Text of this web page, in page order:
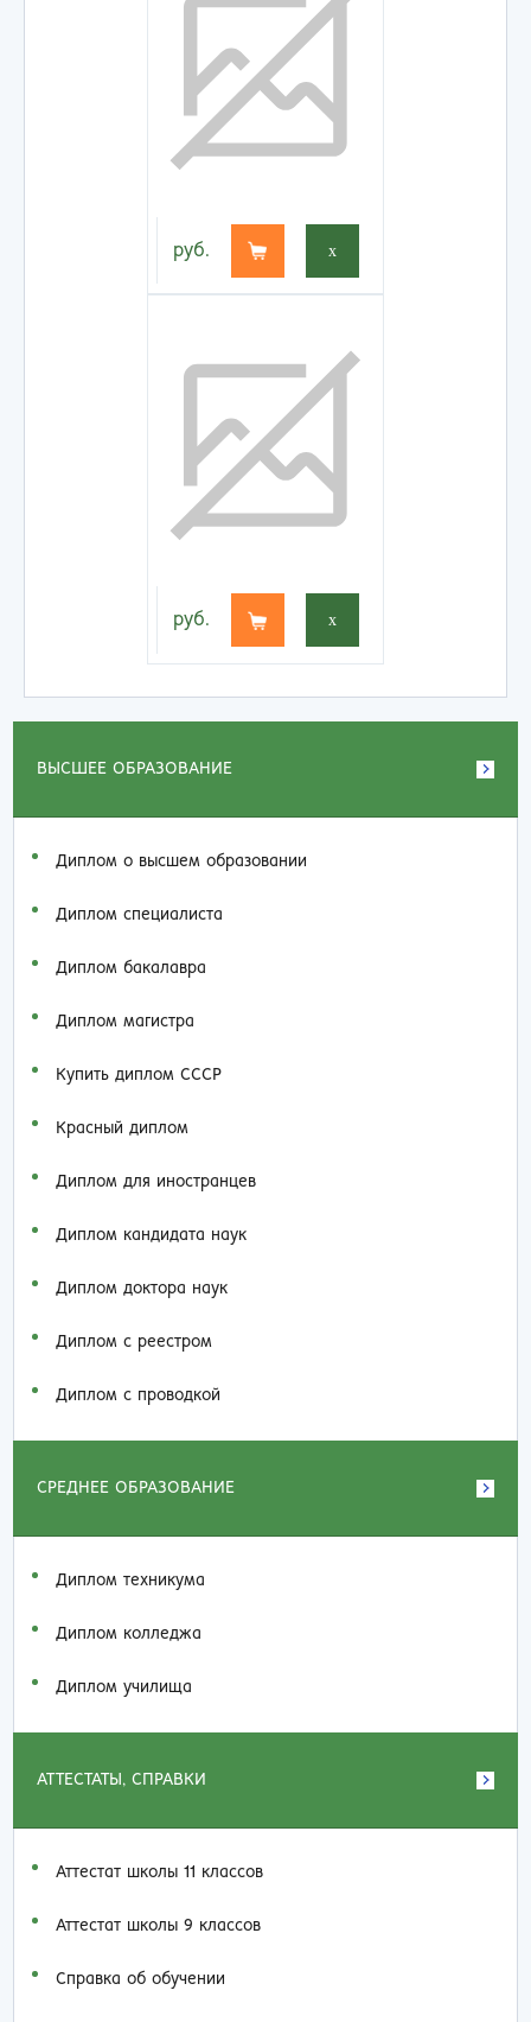
ВЫСШЕЕ ОБРАЗОВАНИЕ
Диплом о высшем образовании
Диплом специалиста
Диплом бакалавра
Диплом магистра
Купить диплом СССР
Красный диплом
Диплом для иностранцев
Диплом кандидата наук
Диплом доктора наук
Диплом с реестром
Диплом с проводкой
СРЕДНЕЕ ОБРАЗОВАНИЕ
Диплом техникума
Диплом колледжа
Диплом училища
АТТЕСТАТЫ, СПРАВКИ
Аттестат школы 11 классов
Аттестат школы 9 классов
Справка об обучении
руб. x
руб. x